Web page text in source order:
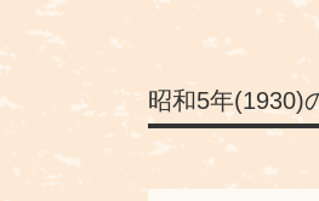
昭和5年(1930)